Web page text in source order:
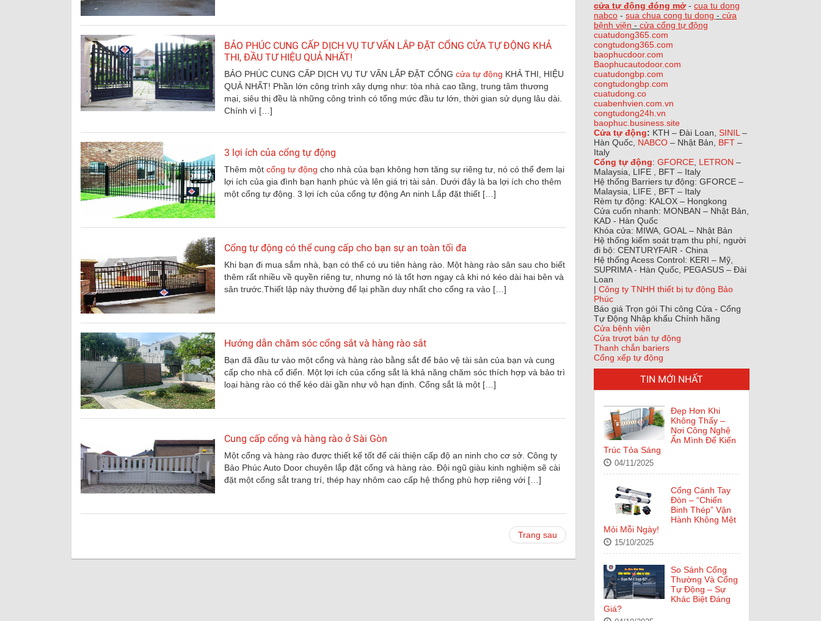
BẢO PHÚC CUNG CẤP DỊCH VỤ TƯ VẤN LẮP ĐẶT CỔNG CỬA TỰ ĐỘNG KHẢ
THI, ĐẦU TƯ HIỆU QUẢ NHẤT!
BẢO PHÚC CUNG CẤP DỊCH VỤ TƯ VẤN LẮP ĐẶT CỔNG cửa tự động KHẢ THI, HIỆU
QUẢ NHẤT! Phần lớn công trình xây dựng như: tòa nhà cao tầng, trung tâm thương
mại, siêu thị đều là những công trình có tổng mức đầu tư lớn, thời gian sử dụng lâu dài.
Chính vì […]
3 lợi ích của cổng tự động
Thêm một cổng tự động cho nhà của bạn không hơn tăng sự riêng tư, nó có thể đem lại
lợi ích của gia đình bạn hạnh phúc và lên giá trị tài sản. Dưới đây là ba lợi ích cho thêm
một cổng tự động. 3 lợi ích của cổng tự động An ninh Lắp đặt thiết […]
Cổng tự động có thể cung cấp cho bạn sự an toàn tối đa
Khi bạn đi mua sắm nhà, bạn có thể có ưu tiên hàng rào. Một hàng rào sân sau cho biết
thêm rất nhiều về quyền riêng tư, nhưng nó là tốt hơn ngay cả khi nó kéo dài hai bên và
sân trước.Thiết lập này thường để lại phần duy nhất cho cổng ra vào […]
Hướng dẫn chăm sóc cổng sắt và hàng rào sắt
Bạn đã đầu tư vào một cổng và hàng rào bằng sắt để bảo vệ tài sản của bạn và cung
cấp cho nhà cổ điển. Một lợi ích của cổng sắt là khả năng chăm sóc thích hợp và bảo trì
loại hàng rào có thể kéo dài gần như vô hạn định. Cổng sắt là một […]
Cung cấp cổng và hàng rào ở Sài Gòn
Một cổng và hàng rào được thiết kế tốt để cải thiện cấp độ an ninh cho cơ sở. Công ty
Bảo Phúc Auto Door chuyên lắp đặt cổng và hàng rào. Đội ngũ giàu kinh nghiệm sẽ cài
đặt một cổng sắt trang trí, thép hay nhôm cao cấp hệ thống phù hợp riêng với […]
Trang sau
cửa tự động đóng mở - cua tu dong
nabco - sua chua cong tu dong - cửa
bệnh viện - cửa cổng tự động
cuatudong365.com
congtudong365.com
baophucdoor.com
Baophucautodoor.com
cuatudongbp.com
congtudongbp.com
cuatudong.co
cuabenhvien.com.vn
congtudong24h.vn
baophuc.business.site
Cửa tự động: KTH – Đài Loan, SINIL –
Hàn Quốc, NABCO – Nhật Bản, BFT –
Italy
Cổng tự động: GFORCE LETRON –
Malaysia, LIFE , BFT – Italy
Hệ thống Barriers tự động: GFORCE –
Malaysia, LIFE , BFT – Italy
Rèm tự động: KALOX – Hongkong
Cửa cuốn nhanh: MONBAN – Nhật Bản,
KAD - Hàn Quốc
Khóa cửa: MIWA, GOAL – Nhật Bản
Hệ thống kiểm soát trạm thu phí, người
đi bộ: CENTURYFAIR - China
Hệ thống Acess Control: KERI – Mỹ,
SUPRIMA - Hàn Quốc, PEGASUS – Đài
Loan
| Công ty TNHH thiết bị tự động Bảo
Phúc
Báo giá Trọn gói Thi công Cửa - Cổng
Tự Động Nhập khẩu Chính hãng
Cửa bệnh viện
Cửa trượt bán tự động
Thanh chắn bariers
Cổng xếp tự động
TIN MỚI NHẤT
Đẹp Hơn Khi
Không Thấy –
Nơi Công Nghệ
Ẩn Mình Để Kiến
Trúc Tỏa Sáng
04/11/2025
Cổng Cánh Tay
Đòn – “Chiến
Binh Thép” Vận
Hành Không Mệt
Mỏi Mỗi Ngày!
15/10/2025
So Sánh Cổng
Thường Và Cổng
Tự Động – Sự
Khác Biệt Đáng
Giá?